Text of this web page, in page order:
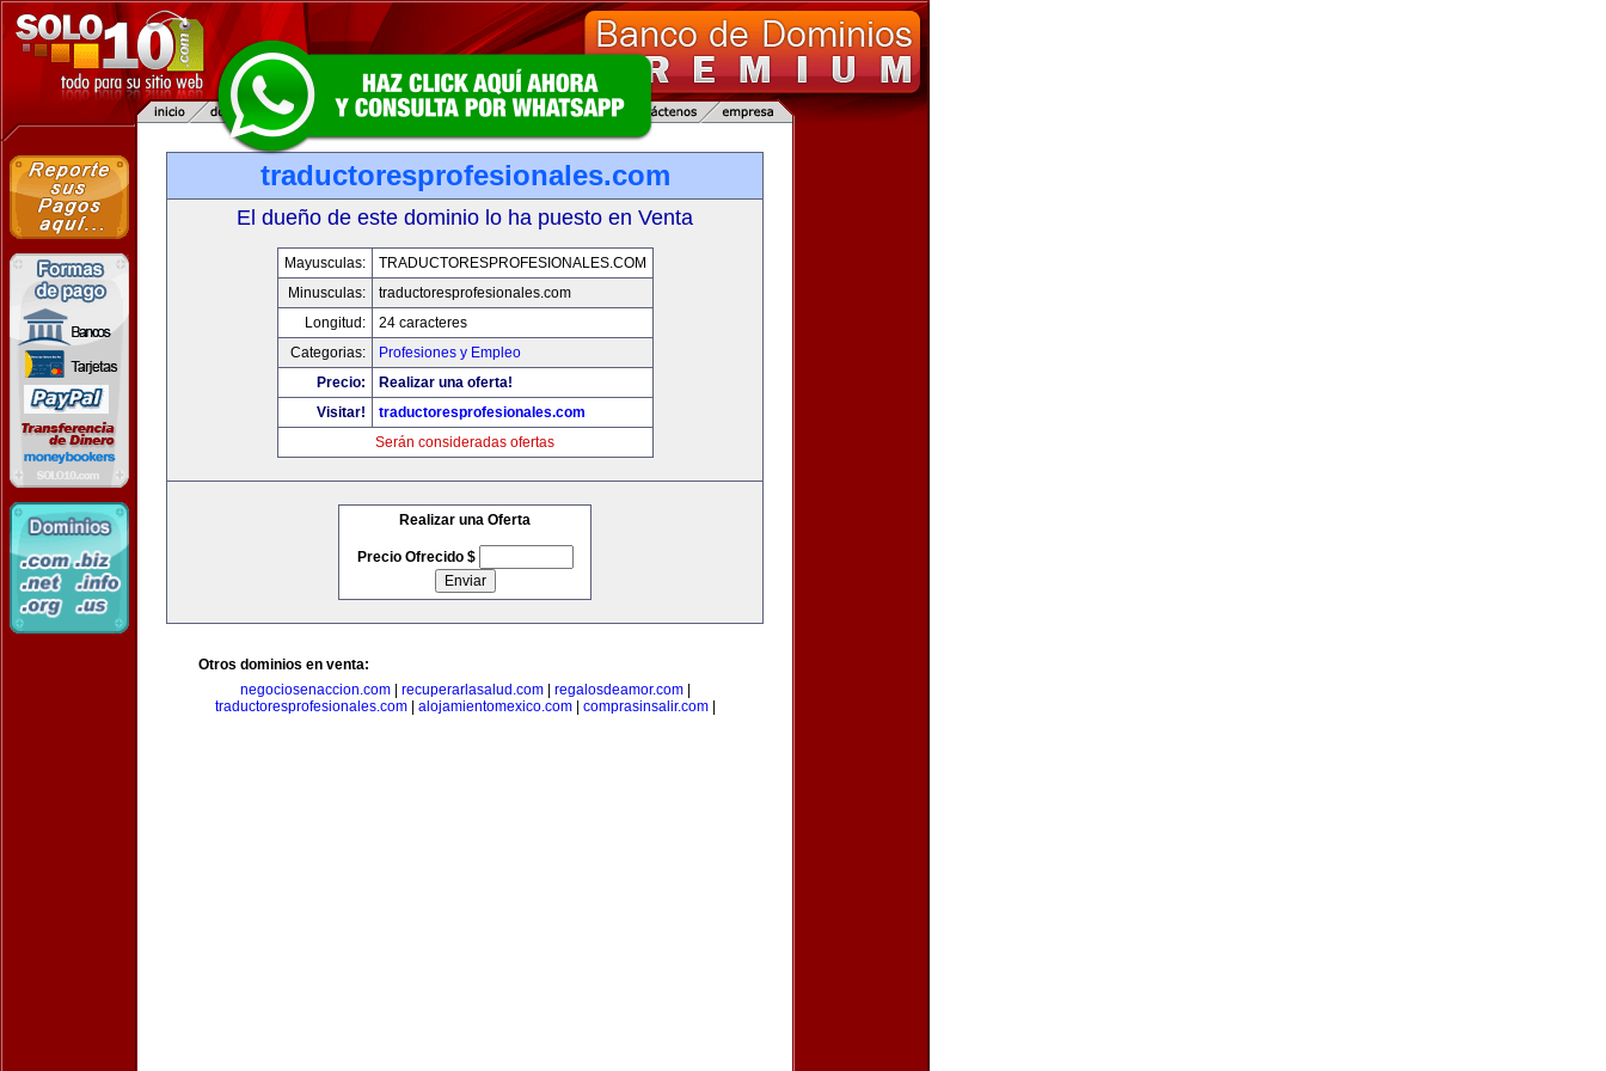
traductoresprofesionales.com
El dueño de este dominio lo ha puesto en Venta
Mayusculas:
TRADUCTORESPROFESIONALES.COM
Minusculas:
traductoresprofesionales.com
Longitud:
24 caracteres
Categorias:
Profesiones y Empleo
Precio:
Realizar una oferta!
Visitar!
traductoresprofesionales.com
Serán consideradas ofertas
Realizar una Oferta
Precio Ofrecido $
Otros dominios en venta:
negociosenaccion.com| recuperarlasalud.com| regalosdeamor.com|
traductoresprofesionales.com| alojamientomexico.com| comprasinsalir.com|